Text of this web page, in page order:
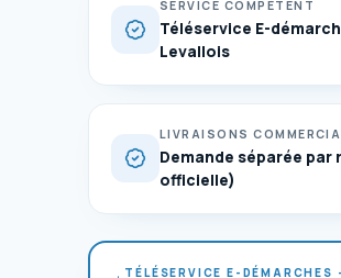
SERVICE COMPÉTENT
Téléservice E-
Levallois
LIVRAISONS
Demande séparée par
officielle)
TÉLÉSERVICE E-DÉMARCHES